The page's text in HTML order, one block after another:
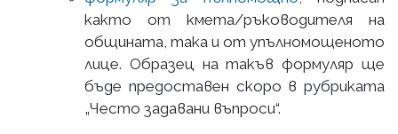
както от кмета/ръководителя на
общината, така и от упълномощеното
лице. Образец на такъв формуляр ще
бъде предоставен скоро в рубриката
„Често задавани въпроси“.